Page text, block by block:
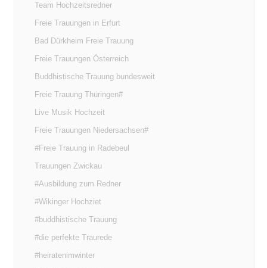
Team Hochzeitsredner
Freie Trauungen in Erfurt
Bad Dürkheim Freie Trauung
Freie Trauungen Österreich
Buddhistische Trauung bundesweit
Freie Trauung Thüringen#
Live Musik Hochzeit
Freie Trauungen Niedersachsen#
#Freie Trauung in Radebeul
Trauungen Zwickau
#Ausbildung zum Redner
#Wikinger Hochziet
#buddhistische Trauung
#die perfekte Traurede
#heiratenimwinter